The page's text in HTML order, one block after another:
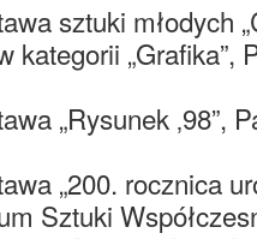
sztuki młodych
kategorii „Grafika”,
„Rysunek ‚98”,
„200. rocznica
Sztuki